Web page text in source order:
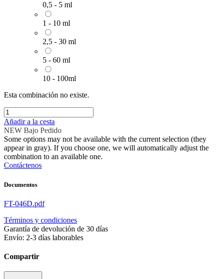
0,5 - 5 ml
1 - 10 ml
2,5 - 30 ml
5 - 60 ml
10 - 100ml
Esta combinación no existe.
Añadir a la cesta
NEW Bajo Pedido
Some options may not be available with the current selection (they
appear in gray). If you choose one, we will automatically adjust the
combination to an available one.
Contáctenos
Documentos
FT-046D.pdf
Términos y condiciones
Garantía de devolución de 30 días
Envío: 2-3 días laborables
Compartir